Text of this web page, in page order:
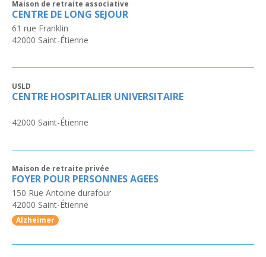
Maison de retraite associative
CENTRE DE LONG SEJOUR
61 rue Franklin
42000 Saint-Étienne
USLD
CENTRE HOSPITALIER UNIVERSITAIRE
42000 Saint-Étienne
Maison de retraite privée
FOYER POUR PERSONNES AGEES
150 Rue Antoine durafour
42000 Saint-Étienne
Alzheimer